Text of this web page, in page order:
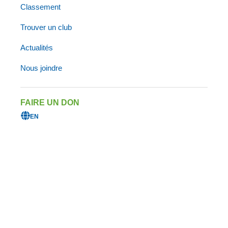
Classement
Trouver un club
Actualités
Nous joindre
FAIRE UN DON
EN
© 2025 - Triathlon Québec - Tous droits réservés